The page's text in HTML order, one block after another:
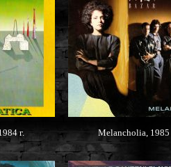
г. Melancholia, 1985